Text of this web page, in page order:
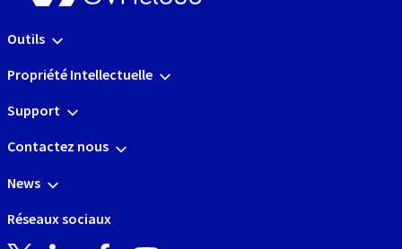
Outils
Propriété Intellectuelle
Support
Contactez nous
News
Réseaux sociaux